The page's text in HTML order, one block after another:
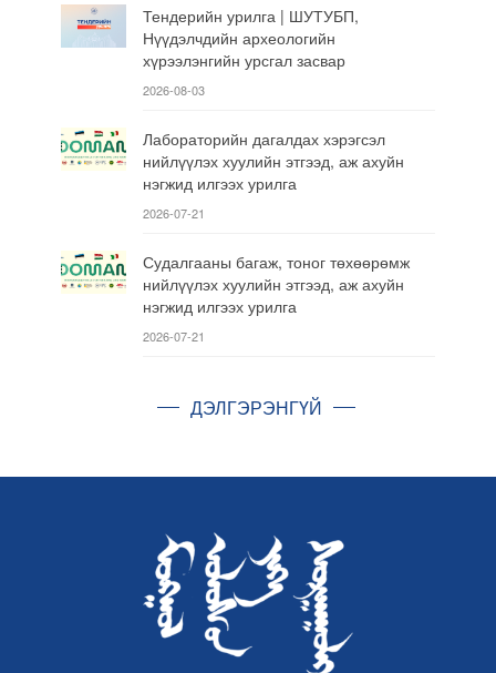
Тендерийн урилга | ШУТУБП,
Нүүдэлчдийн археологийн
хүрээлэнгийн урсгал засвар
2026-08-03
Лабораторийн дагалдах хэрэгсэл
нийлүүлэх хуулийн этгээд, аж ахуйн
нэгжид илгээх урилга
2026-07-21
Судалгааны багаж, тоног төхөөрөмж
нийлүүлэх хуулийн этгээд, аж ахуйн
нэгжид илгээх урилга
2026-07-21
ДЭЛГЭРЭНГҮЙ